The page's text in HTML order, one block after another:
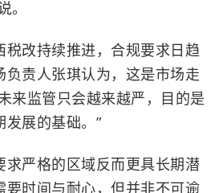
改持续推进，合规要求日趋
责人张琪认为，这是市场走
来监管只会越来越严，目的是
展的基础。”
严格的区域反而更具长期潜
时间与耐心，但并非不可逾